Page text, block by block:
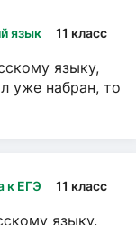
язык 11 класс
языку,
уже набран, то
к ЕГЭ 11 класс
языку.